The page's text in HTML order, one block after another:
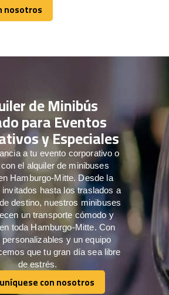
nosotros
nosotros
de Minibús
para Eventos
y Especiales
a tu evento corporativo o
el alquiler de minibuses
Hamburgo-Mitte. Desde la
invitados hasta los traslados a
destino, nuestros minibuses
un transporte cómodo y
toda Hamburgo-Mitte. Con
personalizables y un equipo
que tu gran día sea libre
de estrés.
con nosotros